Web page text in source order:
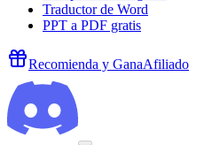
Traductor de Word
PPT a PDF gratis
Recomienda y GanaAfiliado